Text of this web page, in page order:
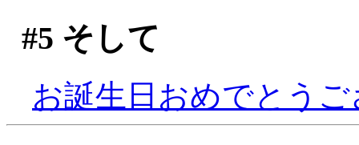
#5 そして
お誕生日おめでとう